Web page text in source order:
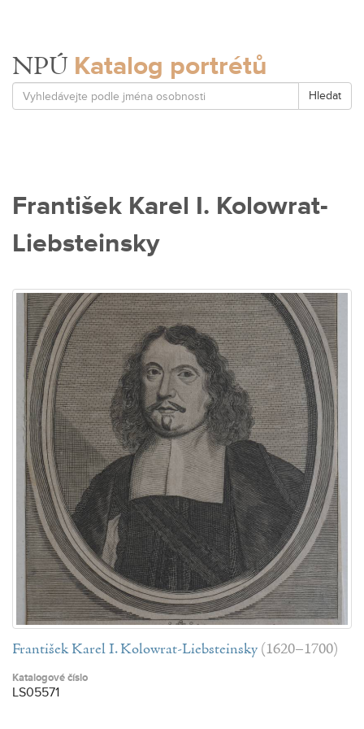
NPÚ Katalog portrétů
Hledat
František Karel I. Kolowrat-
Liebsteinsky
František Karel I. Kolowrat-Liebsteinsky (1620–1700)
Katalogové číslo
LS05571